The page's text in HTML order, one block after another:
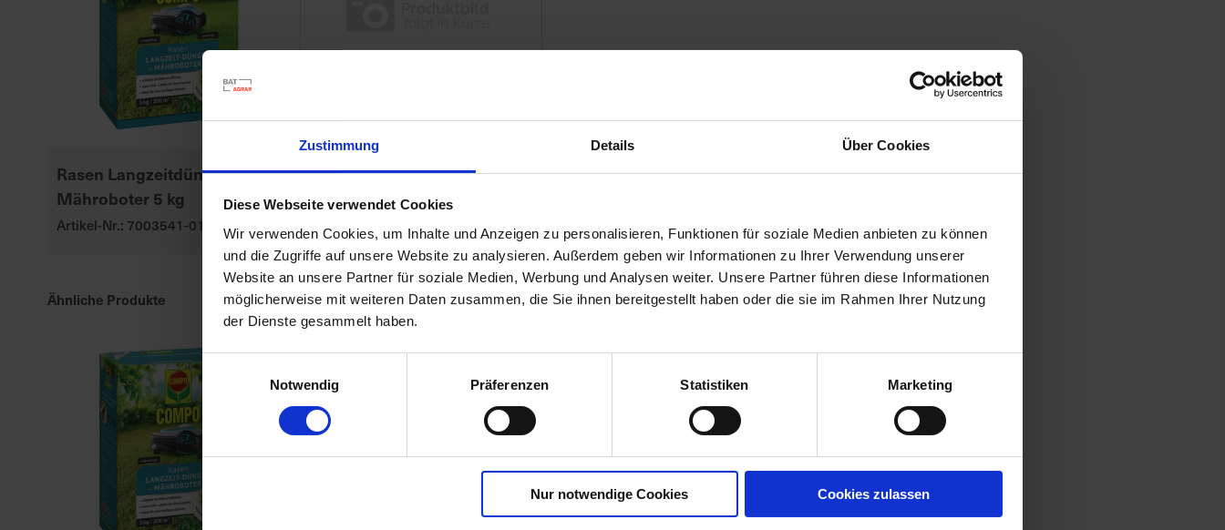
Zustimmung Details Über Cookies
Diese Webseite verwendet Cookies
Wir verwenden Cookies, um Inhalte und Anzeigen zu personalisieren, Funktionen für soziale Medien anbieten zu können
und die Zugriffe auf unsere Website zu analysieren. Außerdem geben wir Informationen zu Ihrer Verwendung unserer
Website an unsere Partner für soziale Medien, Werbung und Analysen weiter. Unsere Partner führen diese Informationen
möglicherweise mit weiteren Daten zusammen, die Sie ihnen bereitgestellt haben oder die sie im Rahmen Ihrer Nutzung
der Dienste gesammelt haben.
Einwilligungsauswahl
Notwendig
Präferenzen Statistiken Marketing
Nur notwendige Cookies Cookies zulassen
Rasen Langzeitdünger für
Mähroboter 5 kg
Artikel-Nr.: 7003541-01
Substral Herbst-
Rasendünger
Artikel-Nr.: 7000790-06-cfg
Ähnliche Produkte